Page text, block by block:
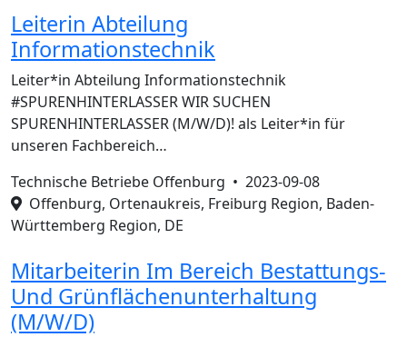
Leiterin Abteilung
Informationstechnik
Leiter*in Abteilung Informationstechnik
#SPURENHINTERLASSER WIR SUCHEN
SPURENHINTERLASSER (M/W/D)! als Leiter*in für
unseren Fachbereich…
Technische Betriebe Offenburg • 2023-09-08
Offenburg, Ortenaukreis, Freiburg Region, Baden-
Württemberg Region, DE
Mitarbeiterin Im Bereich Bestattungs-
Und Grünflächenunterhaltung
(M/W/D)